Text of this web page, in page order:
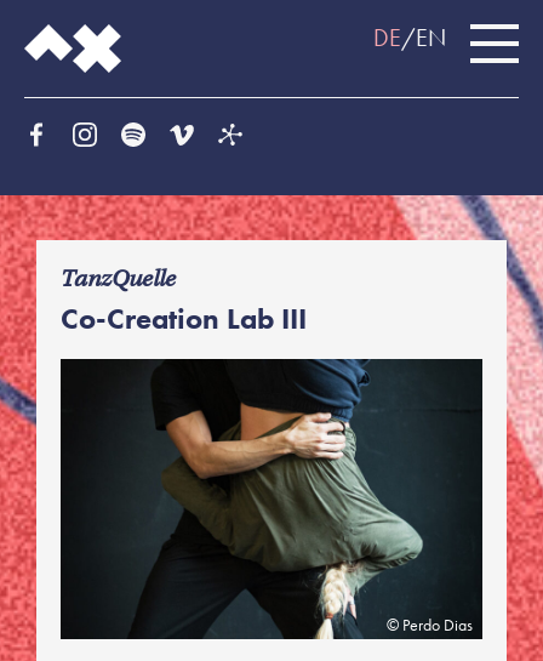
DE EN
f
TanzQuelle
Co-Creation Lab III
Perdo Dias